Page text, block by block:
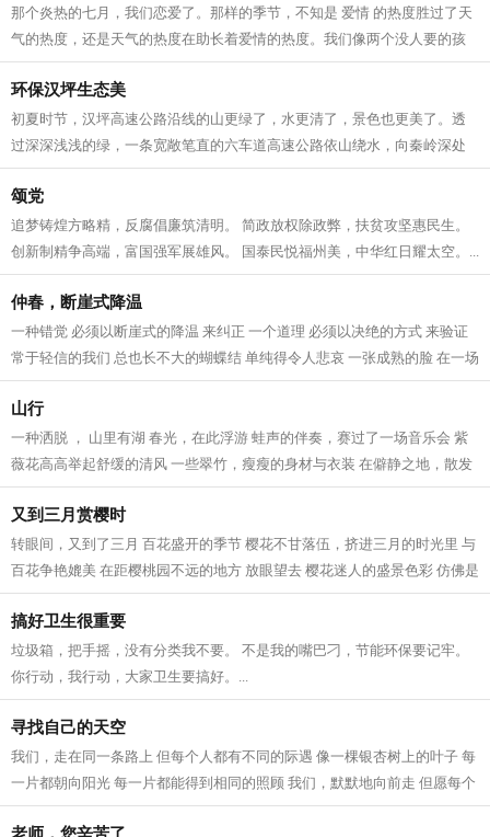
那个炎热的七月，我们恋爱了。那样的季节，不知是 爱情 的热度胜过了天
气的热度，还是天气的热度在助长着爱情的热度。我们像两个没人要的孩
子，赖在“麦肯基”临窗的位子上，...
环保汉坪生态美
初夏时节，汉坪高速公路沿线的山更绿了，水更清了，景色也更美了。透
过深深浅浅的绿，一条宽敞笔直的六车道高速公路依山绕水，向秦岭深处
的远方无限延伸，构成了路与山体自然...
颂党
追梦铸煌方略精，反腐倡廉筑清明。 简政放权除政弊，扶贫攻坚惠民生。
创新制精争高端，富国强军展雄风。 国泰民悦福州美，中华红日耀太空。...
仲春，断崖式降温
一种错觉 必须以断崖式的降温 来纠正 一个道理 必须以决绝的方式 来验证
常于轻信的我们 总也长不大的蝴蝶结 单纯得令人悲哀 一张成熟的脸 在一场
断崖式降温之后 多了些沧桑 春天...
山行
一种洒脱 ， 山里有湖 春光，在此浮游 蛙声的伴奏，赛过了一场音乐会 紫
薇花高高举起舒缓的清风 一些翠竹，瘦瘦的身材与衣装 在僻静之地，散发
着岁月之痕 草木近乎入戏，怡然自...
又到三月赏樱时
转眼间，又到了三月 百花盛开的季节 樱花不甘落伍，挤进三月的时光里 与
百花争艳媲美 在距樱桃园不远的地方 放眼望去 樱花迷人的盛景色彩 仿佛是
一片密织的云海 走进樱桃园，仔...
搞好卫生很重要
垃圾箱，把手摇，没有分类我不要。 不是我的嘴巴刁，节能环保要记牢。
你行动，我行动，大家卫生要搞好。...
寻找自己的天空
我们，走在同一条路上 但每个人都有不同的际遇 像一棵银杏树上的叶子 每
一片都朝向阳光 每一片都能得到相同的照顾 我们，默默地向前走 但愿每个
人都能找到 自己心里所想的 像一...